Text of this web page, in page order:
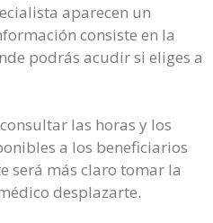
aparecen un
consiste en la
podrás acudir si eliges a
las horas y los
a los beneficiarios
será más claro tomar la
desplazarte.